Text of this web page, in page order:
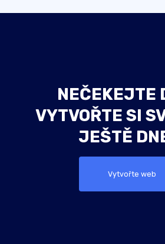
NEČEKEJTE
VYTVOŘTE SI
JEŠTĚ
Vytvořte web